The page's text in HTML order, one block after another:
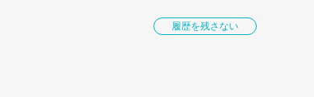
履歴を残さない